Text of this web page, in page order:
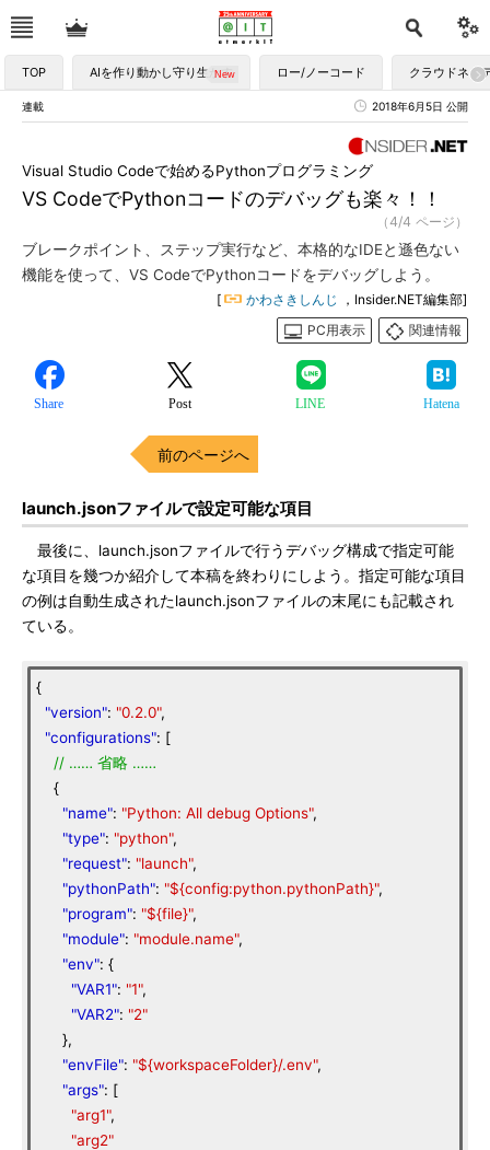
TOP AIを作り動かし守り生かす ロー/ノーコード クラウドネイ
連載 2018年6月5日 公開
VS CodeでPythonコードのデバッグも楽々！！
Visual Studio Codeで始めるPythonプログラミング
（4/4 ページ）
ブレークポイント、ステップ実行など、本格的なIDEと遜色ない
機能を使って、VS CodeでPythonコードをデバッグしよう。
[ かわさきしんじ
，Insider.NET編集部]
PC用表示
関連情報
Share Post LINE Hatena
前のページへ
launch.jsonファイルで設定可能な項目
最後に、launch.jsonファイルで行うデバッグ構成で指定可能
な項目を幾つか紹介して本稿を終わりにしよう。指定可能な項目
の例は自動生成されたlaunch.jsonファイルの末尾にも記載され
ている。
{
"version": "0.2.0",
"configurations": [
// …… 省略 ……
{
"name": "Python: All debug Options",
"type": "python",
"request": "launch",
"pythonPath": "${config:python.pythonPath}",
"program": "${file}",
"module": "module.name",
"env": {
"VAR1": "1",
"VAR2": "2"
},
"envFile": "${workspaceFolder}/.env",
"args": [
"arg1",
"arg2"